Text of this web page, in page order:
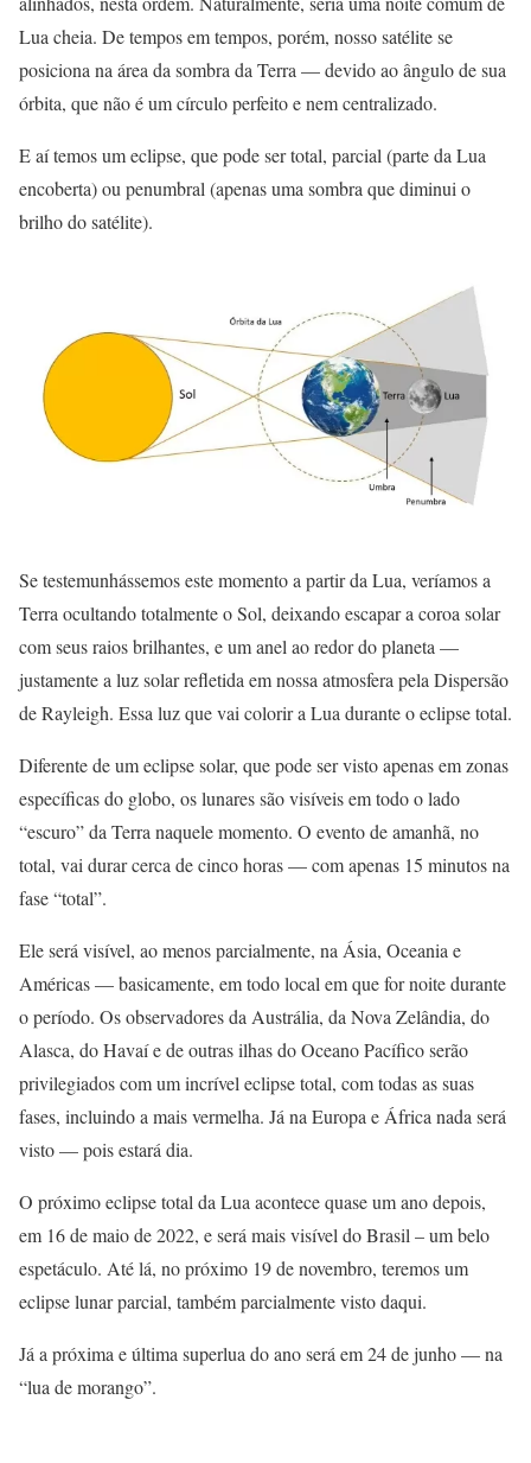
Lua cheia. De tempos em tempos, porém, nosso satélite se
posiciona na área da sombra da Terra — devido ao ângulo de sua
órbita, que não é um círculo perfeito e nem centralizado.
E aí temos um eclipse, que pode ser total, parcial (parte da Lua
encoberta) ou penumbral (apenas uma sombra que diminui o
brilho do satélite).
Se testemunhássemos este momento a partir da Lua, veríamos a
Terra ocultando totalmente o Sol, deixando escapar a coroa solar
com seus raios brilhantes, e um anel ao redor do planeta —
justamente a luz solar refletida em nossa atmosfera pela Dispersão
de Rayleigh. Essa luz que vai colorir a Lua durante o eclipse total.
Diferente de um eclipse solar, que pode ser visto apenas em zonas
específicas do globo, os lunares são visíveis em todo o lado
“escuro” da Terra naquele momento. O evento de amanhã, no
total, vai durar cerca de cinco horas — com apenas 15 minutos na
fase “total”.
Ele será visível, ao menos parcialmente, na Ásia, Oceania e
Américas — basicamente, em todo local em que for noite durante
o período. Os observadores da Austrália, da Nova Zelândia, do
Alasca, do Havaí e de outras ilhas do Oceano Pacífico serão
privilegiados com um incrível eclipse total, com todas as suas
fases, incluindo a mais vermelha. Já na Europa e África nada será
visto — pois estará dia.
O próximo eclipse total da Lua acontece quase um ano depois,
em 16 de maio de 2022, e será mais visível do Brasil – um belo
espetáculo. Até lá, no próximo 19 de novembro, teremos um
eclipse lunar parcial, também parcialmente visto daqui.
Já a próxima e última superlua do ano será em 24 de junho — na
“lua de morango”.